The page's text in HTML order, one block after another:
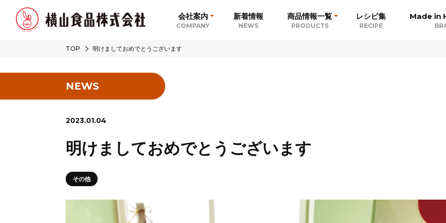
会社案内
COMPANY
新着情報
NEWS
商品情報一覧
PRODUCTS
レシピ集
RECIPE
Made in
TOP 明けましておめでとうございます
NEWS
2023.01.04
明けましておめでとうございます
その他